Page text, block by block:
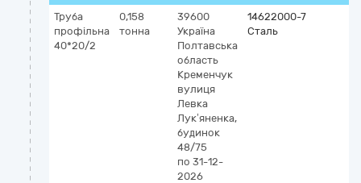
Труба
профільна
40*20/2
0,158
тонна
39600
Україна
Полтавська
область
Кременчук
вулиця
Левка
Лук’яненка,
будинок
48/75
по 31-12-
2026
14622000-7
Сталь